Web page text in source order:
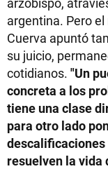
argentina. Pero
Cuerva apuntó
su juicio,
cotidianos. "Un
concreta a los
tiene una clase
para otro lado
resuelven la vida